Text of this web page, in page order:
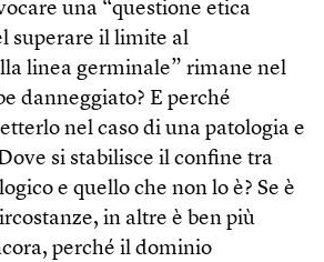
una “questione etica
superare il limite al
linea germinale” rimane nel
danneggiato? E perché
nel caso di una patologia e
si stabilisce il confine tra
e quello che non lo è? Se è
in altre è ben più
perché il dominio